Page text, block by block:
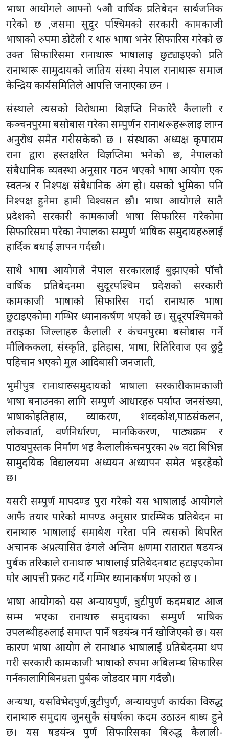
भाषा आयोगले आफ्नो ५औ वार्षिक प्रतिबेदन सार्बजनिक
गरेको छ ,जसमा सुदुर पश्चिमको सरकारी कामकाजी
भाषाको रुपमा डोटेली र थारु भाषा भनेर सिफारिस गरेकाे छ
उक्त सिफारिसमा रानाथारू भाषालाइ छुट्याइएकाे प्रति
रानाथारू सामुदायकाे जातिय संस्था नेपाल रानाथारू समाज
केन्द्रिय कार्यसमितिले आपत्ति जनाएका छन ।
संस्थाले त्यसकाे विराेधामा बिज्ञप्ति निकारेरै कैलाली र
कञ्चनपुरमा बसाेबास गरेका सम्पुर्णन रानाथरूहरूलाइ लाग्न
अनुराेध समेत गरीसकेकाे छ । संस्थाका अध्यक्ष कृपाराम
राना द्वारा हस्तक्षरित विज्ञप्तिमा भनेकाे छ, नेपालको
संबैधानिक व्यवस्था अनुसार गठन भएको भाषा आयोग एक
स्वतन्त्र र निश्पक्ष संबैधानिक अंग हो। यसको भुमिका पनि
निश्पक्ष हुनेमा हामी विश्वसत छौ। भाषा आयोगले सातै
प्रदेशको सरकारी कामकाजी भाषा सिफारिस गरेकोमा
सिफारिसमा परेका नेपालका सम्पुर्ण भाषिक समुदायहरुलाई
हार्दिक बधाई ज्ञापन गर्दछौ।
साथै भाषा आयोगले नेपाल सरकारलाई बुझाएको पाँचौ
वार्षिक प्रतिबेदनमा सुदूरपश्चिम प्रदेशको सरकारी
कामकाजी भाषाको सिफारिस गर्दा रानाथारु भाषा
छुटाइएकोमा गम्भिर ध्यानाकर्षण भएको छ। सुदूरपश्चिमको
तराइका जिल्लाहरु कैलाली र कंचनपुरमा बसोबास गर्ने
मौलिककला, संस्कृति, इतिहास, भाषा, रितिरिवाज एव छुट्टै
पहिचान भएको मुल आदिबासी जनजाती,
भुमीपुत्र रानाथारुसमुदायको भाषाला सरकारीकामकाजी
भाषा बनाउनका लागि सम्पुर्ण आधारहरु पर्याप्त जनसंख्या,
भाषाकोइतिहास, व्याकरण, शव्दकोश,पाठसंकलन,
लोकवार्ता, वर्णनिर्धारण, मानकिकरण, पाठ्यक्रम र
पाठ्यपुस्तक निर्माण भइ कैलालीकंचनपुरका २७ वटा बिभिन्न
सामुदयिक विद्यालयमा अध्ययन अध्यापन समेत भइरहेको
छ।
यसरी सम्पुर्ण मापदण्ड पुरा गरेको यस भाषालाई आयोगले
आफै तयार पारेको मापण्ड अनुसार प्रारम्भिक प्रतिबेदन मा
रानाथारु भाषालाई समाबेश गरेता पनि त्यसको बिपरित
अचानक अप्रत्यासित ढंगले अन्तिम क्षणमा रातारात षडयन्त्र
पुर्बक तरिकाले रानाथारु भाषालाई प्रतिबेदनबाट हटाइएकोमा
घोर आपत्ती प्रकट गर्दै गम्भिर ध्यानाकर्षण भएको छ ।
भाषा आयोगको यस अन्यायपुर्ण, त्रुटीपुर्ण कदमबाट आज
सम्म भएका रानाथारु समुदायका सम्पुर्ण भाषिक
उपलब्धीहरुलाई समाप्त पार्ने षडयंन्त्र गर्न खोजिएको छ। यस
कारण भाषा आयोग ले रानाथारु भाषालाई प्रतिबेदनमा थप
गरी सरकारी कामकाजी भाषाको रुपमा अबिलम्ब सिफारिस
गर्नकालागिबिनम्रता पुर्बक जोडदार माग गर्दछौ।
अन्यथा, यसविभेदपुर्ण,त्रुटीपुर्ण, अन्यायपुर्ण कार्यका विरुद्ध
रानाथारु समुदाय जुनसुकै संघर्षका कदम उठाउन बाध्य हुने
छ। यस षडयंन्त्र पुर्ण सिफारिसका बिरुद्ध कैलाली-